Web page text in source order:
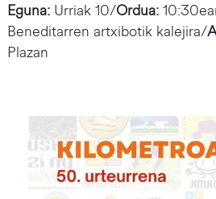
Eguna: Urriak 10/Ordua:
Beneditarren artxibotik kalejira/
Plazan